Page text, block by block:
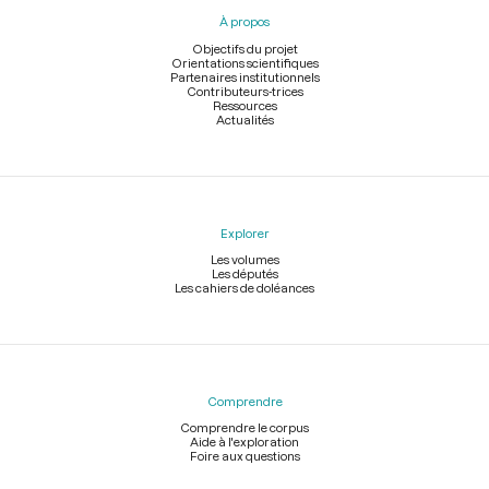
À propos
Objectifs du projet
Orientations scientifiques
Partenaires institutionnels
Contributeurs-trices
Ressources
Actualités
Explorer
Les volumes
Les députés
Les cahiers de doléances
Comprendre
Comprendre le corpus
Aide à l'exploration
Foire aux questions